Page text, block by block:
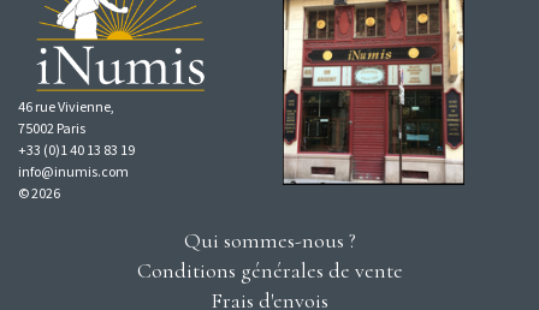
46 rue Vivienne,
75002 Paris
+33 (0)1 40 13 83 19
info@inumis.com
© 2026
Qui sommes-nous ?
Conditions générales de vente
Frais d'envois